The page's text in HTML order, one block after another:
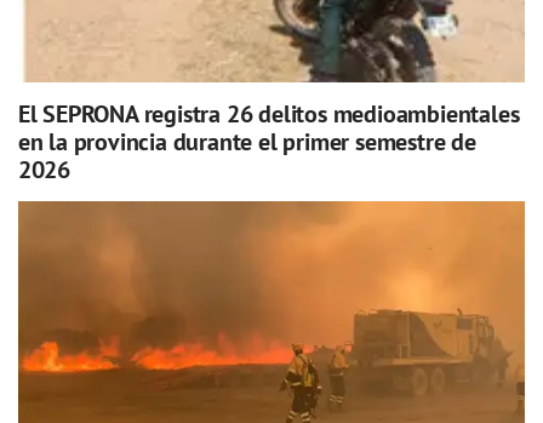
El SEPRONA registra 26 delitos medioambientales
en la provincia durante el primer semestre de
2026